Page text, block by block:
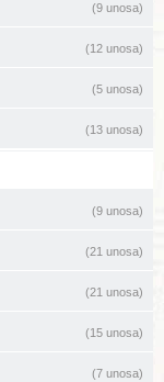
(9 unosa)
(12 unosa)
(5 unosa)
(13 unosa)
(9 unosa)
(21 unosa)
(21 unosa)
(15 unosa)
(7 unosa)